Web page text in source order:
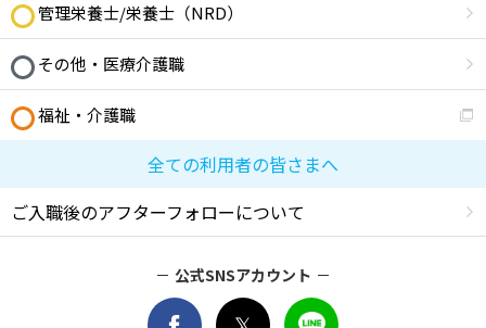
管理栄養士/栄養士（NRD）
その他・医療介護職
福祉・介護職
全ての利用者の皆さまへ
ご入職後のアフターフォローについて
公式SNSアカウント